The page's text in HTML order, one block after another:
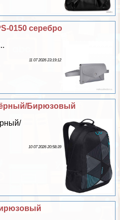
0150 серебро
11 07 2026 23:19:12
Бирюзовый
10 07 2026 20:58:39